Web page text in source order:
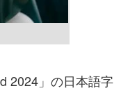
2024」の日本語字